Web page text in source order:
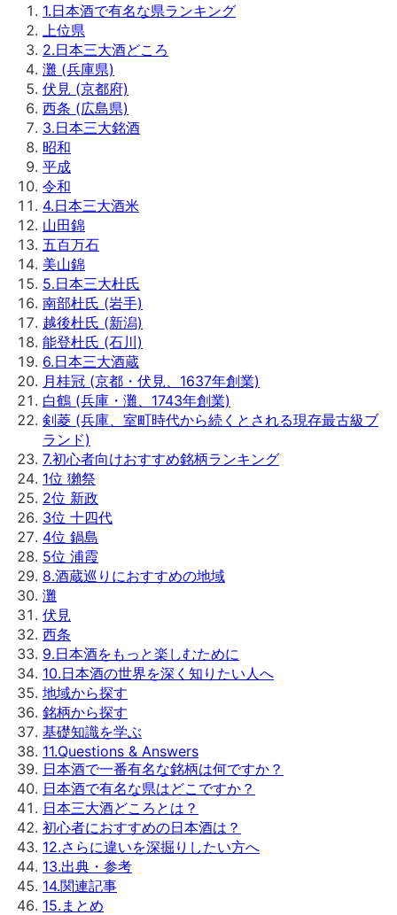
1.日本酒で有名な県ランキング
上位県
2.日本三大酒どころ
灘 (兵庫県)
伏見 (京都府)
西条 (広島県)
3.日本三大銘酒
昭和
平成
令和
4.日本三大酒米
山田錦
五百万石
美山錦
5.日本三大杜氏
南部杜氏 (岩手)
越後杜氏 (新潟)
能登杜氏 (石川)
6.日本三大酒蔵
月桂冠 (京都・伏見、1637年創業)
白鶴 (兵庫・灘、1743年創業)
剣菱 (兵庫、室町時代から続くとされる現存最古級ブ
ランド)
7.初心者向けおすすめ銘柄ランキング
1位 獺祭
2位 新政
3位 十四代
4位 鍋島
5位 浦霞
8.酒蔵巡りにおすすめの地域
灘
伏見
西条
9.日本酒をもっと楽しむために
10.日本酒の世界を深く知りたい人へ
地域から探す
銘柄から探す
基礎知識を学ぶ
11.Questions & Answers
日本酒で一番有名な銘柄は何ですか？
日本酒で有名な県はどこですか？
日本三大酒どころとは？
初心者におすすめの日本酒は？
12.さらに違いを深掘りしたい方へ
13.出典・参考
14.関連記事
15. まとめ